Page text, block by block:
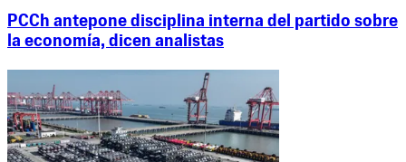
PCCh antepone disciplina interna del partido sobre
la economía, dicen analistas